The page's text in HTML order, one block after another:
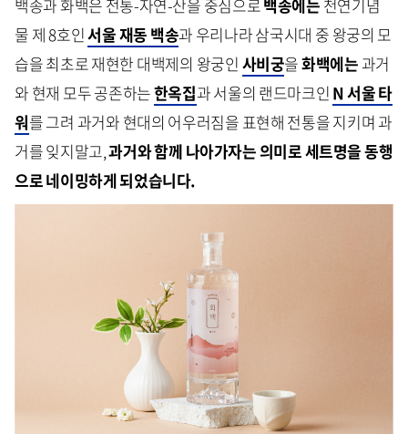
백송과 화백은 전통-자연-산을 중심으로백송에는 천연기념
물 제 8호인서울 재동 백송과 우리나라 삼국시대 중 왕궁의 모
습을 최초로 재현한 대백제의 왕궁인 사비궁을화백에는과거
와 현재 모두 공존하는한옥집과 서울의 랜드마크인 N 서울 타
워를 그려 과거와 현대의 어우러짐을 표현해 전통을 지키며 과
거를 잊지말고,과거와 함께 나아가자는 의미로 세트명을 동행
으로 네이밍하게 되었습니다.